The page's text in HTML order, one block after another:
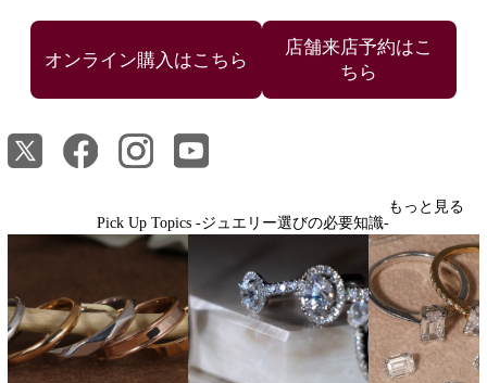
店舗来店予約はこ
ちら
Pick Up Topics -ジュエリー選びの必要知識-
もっと見る